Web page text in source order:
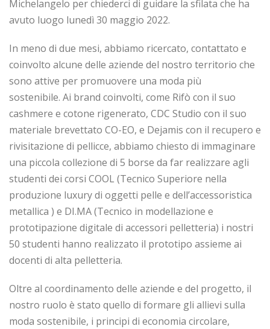
Michelangelo per chiederci di guidare la sfilata che ha
avuto luogo lunedì 30 maggio 2022.
In meno di due mesi, abbiamo ricercato, contattato e
coinvolto alcune delle aziende del nostro territorio che
sono attive per promuovere una moda più
sostenibile. Ai brand coinvolti, come Rifò con il suo
cashmere e cotone rigenerato, CDC Studio con il suo
materiale brevettato CO-EO, e Dejamis con il recupero e
rivisitazione di pellicce, abbiamo chiesto di immaginare
una piccola collezione di 5 borse da far realizzare agli
studenti dei corsi COOL (Tecnico Superiore nella
produzione luxury di oggetti pelle e dell’accessoristica
metallica ) e DI.MA (Tecnico in modellazione e
prototipazione digitale di accessori pelletteria) i nostri
50 studenti hanno realizzato il prototipo assieme ai
docenti di alta pelletteria.
Oltre al coordinamento delle aziende e del progetto, il
nostro ruolo è stato quello di formare gli allievi sulla
moda sostenibile, i principi di economia circolare,